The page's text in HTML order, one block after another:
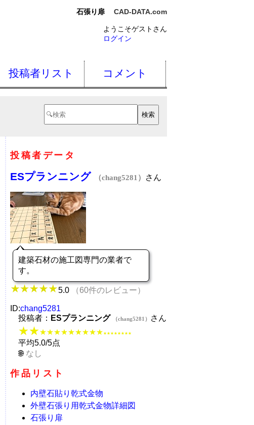
石張り扉 CAD-DATA.com
ようこそゲストさん
ログイン
投稿者リスト コメント
投稿者データ
ESプランニング （chang5281） さん
建築石材の施工図専門の業者で
す。
5.0 （60件のレビュー）
ID:chang5281
投稿者： ESプランニング （chang5281） さん
★★★★★★★★★★★ ★★★★★★★★
平均5.0/5点
なし
作品リスト
内壁石貼り乾式金物
外壁石張り用乾式金物詳細図
石張り扉